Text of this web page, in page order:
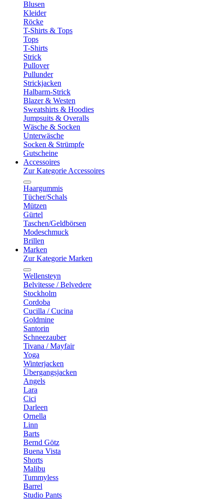
Blusen
Kleider
Röcke
T-Shirts & Tops
Tops
T-Shirts
Strick
Pullover
Pullunder
Strickjacken
Halbarm-Strick
Blazer & Westen
Sweatshirts & Hoodies
Jumpsuits & Overalls
Wäsche & Socken
Unterwäsche
Socken & Strümpfe
Gutscheine
Accessoires
Zur Kategorie Accessoires
Haargummis
Tücher/Schals
Mützen
Gürtel
Taschen/Geldbörsen
Modeschmuck
Brillen
Marken
Zur Kategorie Marken
Wellensteyn
Belvitesse / Belvedere
Stockholm
Cordoba
Cucilla / Cucina
Goldmine
Santorin
Schneezauber
Tivana / Mayfair
Yoga
Winterjacken
Übergangsjacken
Angels
Lara
Cici
Darleen
Ornella
Linn
Barts
Bernd Götz
Buena Vista
Shorts
Malibu
Tummyless
Barrel
Studio Pants